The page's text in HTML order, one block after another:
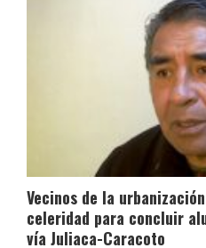
Vecinos de la
celeridad para concluir
vía Juliaca-Caracoto